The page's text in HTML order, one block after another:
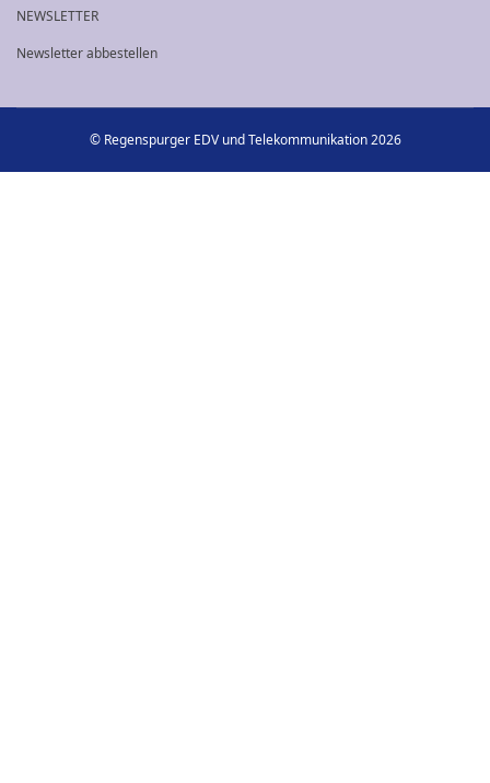
NEWSLETTER
Newsletter abbestellen
© Regenspurger EDV und Telekommunikation 2026